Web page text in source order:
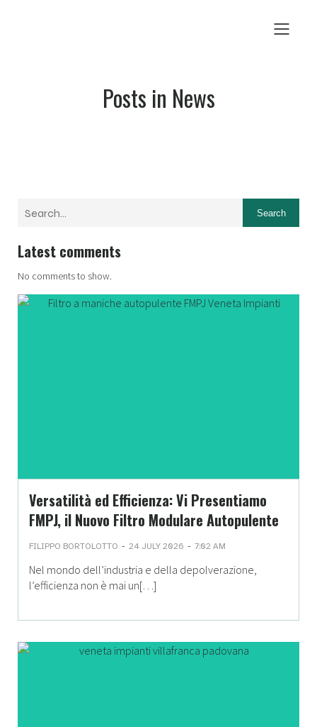
Posts in News
Search
Latest comments
No comments to show.
Versatilità ed Efficienza: Vi Presentiamo
FMPJ, il Nuovo Filtro Modulare Autopulente
FILIPPO BORTOLOTTO - 24 JULY 2026 - 7:02 AM
Nel mondo dell’industria e della depolverazione,
l’efficienza non è mai un[…]